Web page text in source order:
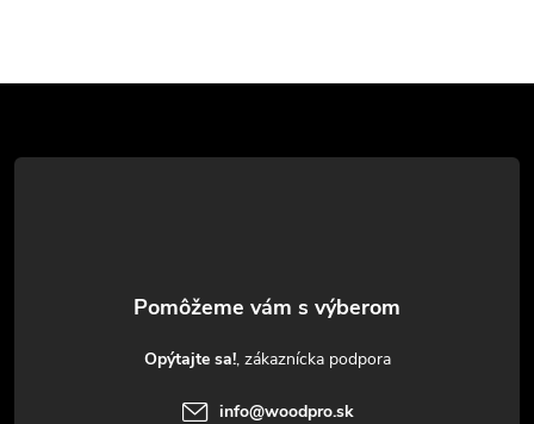
á
Opýtajte sa!
info@woodpro.sk